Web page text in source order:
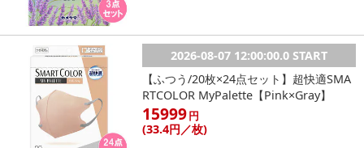
金はいたしかねます。
また、お届け日時のご指定は、お受けできません。宅配業者からの
不在票にてご対応ください。
※発送予定日は前後する場合がございます。また商品によって発送
日が異なります。
※dショッピングサンプル百貨店よりお届けする商品は、ご利用いた
だいた後のご感想をいただくことを目的としており、転売等は固く
禁じます。
2026-08-07 12:00:00.0 START
【ふつう/20枚×24点セット】超快適SMA
RTCOLOR MyPalette【Pink×Gray】
15999円
(33.4円／枚)